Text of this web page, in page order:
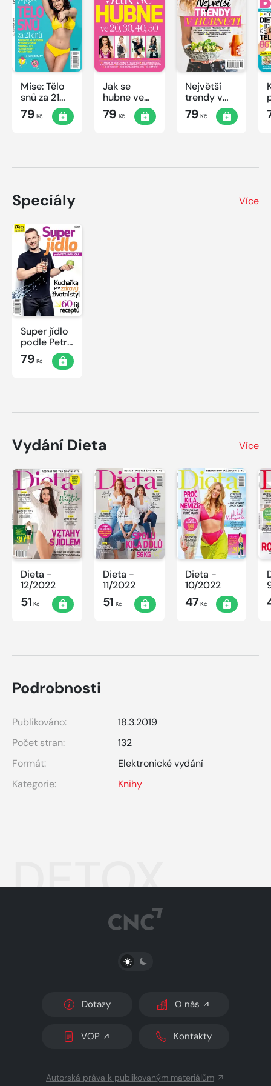
snadné, tak vzhůru na detox.
Mise: Tělo
snů za 21
dnů
79 Kč
Jak se
hubne ve
20, 30, 40,
50
79 Kč
Největší
trendy v
hubnutí
79 Kč
Speciály Více
Super jídlo
podle Petra
Havlíčka
79 Kč
Vydání Dieta Více
Dieta -
12/2022
51 Kč
Dieta -
11/2022
51 Kč
Dieta -
10/2022
47Kč
Podrobnosti
Publikováno:
18.3.2019
Počet stran:
132
Formát:
Elektronické vydání
Kategorie:
Knihy
DETOX
PŘEPNOUT SVĚTLÝ/TMAVÝ REŽIM
Dotazy O nás
VOP Kontakty
Autorská práva k publikovaným materiálům